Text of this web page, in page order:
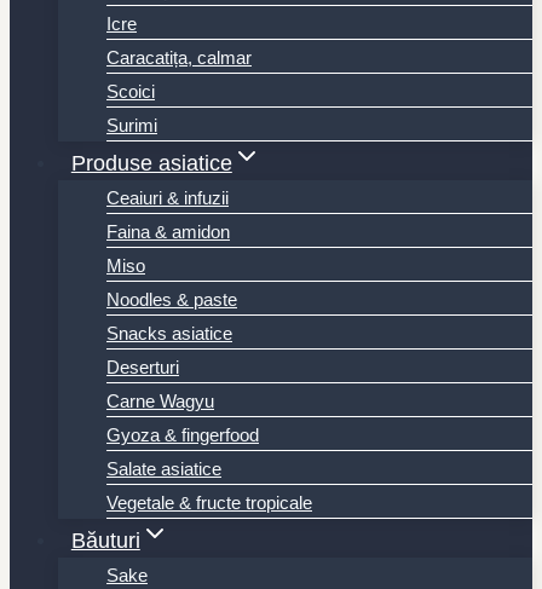
Icre
Caracatița, calmar
Scoici
Surimi
Produse asiatice
Ceaiuri & infuzii
Faina & amidon
Miso
Noodles & paste
Snacks asiatice
Deserturi
Carne Wagyu
Gyoza & fingerfood
Salate asiatice
Vegetale & fructe tropicale
Băuturi
Sake